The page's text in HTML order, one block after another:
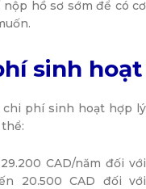
hồ sơ sớm để có cơ
sinh hoạt
chi phí sinh hoạt hợp lý
CAD/năm đối với
20.500 CAD đối với